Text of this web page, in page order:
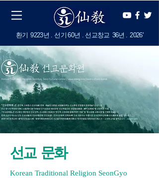
​환기 9223년 . 선기 60년 . 선교창교 36년 . 2026'
선교 문화
Korean Traditional Religion SeonGyo